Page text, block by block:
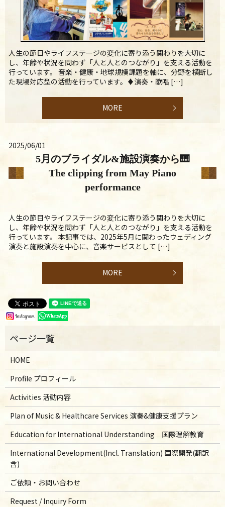
人生の節目やライフステージの変化に寄り添う関わりを大切に
し、年齢や状況を問わず「人と人とのつながり」を支える活動を
行っています。 音楽・健康・地球規模課題を軸に、分野を横断し
た現場対応型の活動を行っています。♦演奏・歌唱 […]
MORE
2025/06/01
5月のブライダル&施設演奏から🎹
The clipping from May Piano
performance
人生の節目やライフステージの変化に寄り添う関わりを大切に
し、年齢や状況を問わず「人と人とのつながり」を支える活動を
行っています。 本記事では、2025年5月に関わったウェディング
演奏と施設演奏を中心に、音楽サービスとして […]
MORE
HOME
Profile プロフィール
Activities 活動内容
Plan of Music & Healthcare Services 演奏&健康支援プラン
Education for International Understanding 国際理解教育
International Development(Incl. Translation) 国際開発(翻訳
含)
ご依頼・お問い合わせ
Request / Inquiry Form